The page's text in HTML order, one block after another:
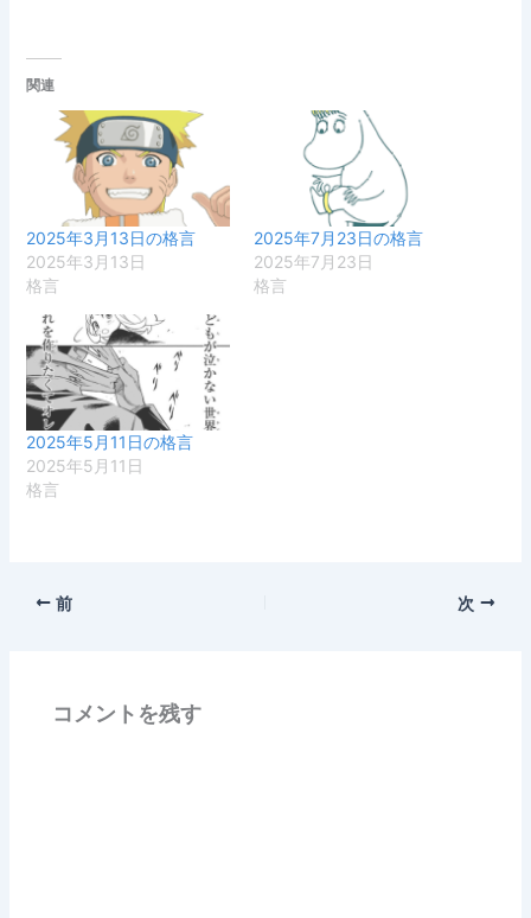
関連
2025年3月13日の格言
2025年3月13日
格言
2025年7月23日の格言
2025年7月23日
格言
2025年5月11日の格言
2025年5月11日
格言
前 次
コメントを残す